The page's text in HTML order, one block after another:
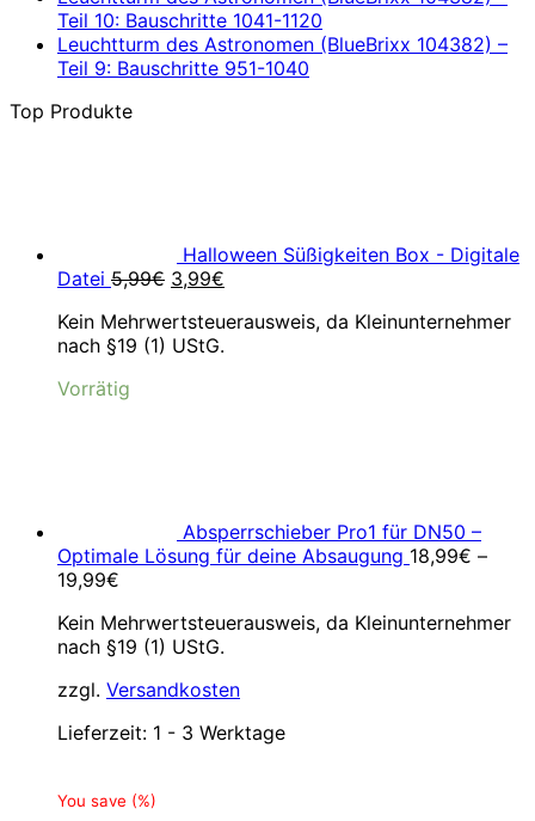
Teil 10: Bauschritte 1041-1120
Leuchtturm des Astronomen (BlueBrixx 104382) –
Teil 9: Bauschritte 951-1040
Top Produkte
Halloween Süßigkeiten Box - Digitale
Datei 5,99€ Ursprünglicher
war:
5,99€
3,99€
ist:
Kein Mehrwertsteuerausweis, da Kleinunternehmer
nach §19 (1) UStG.
Vorrätig
Absperrschieber Pro1 für DN50 –
Optimale Lösung für deine Absaugung 18,99€ –
19,99€
Kein Mehrwertsteuerausweis, da Kleinunternehmer
nach §19 (1) UStG.
zzgl. Versandkosten
Lieferzeit: 1 - 3 Werktage
You save (%)